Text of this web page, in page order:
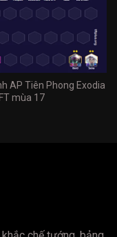
AP Tiên Phong Exodia
mùa 17